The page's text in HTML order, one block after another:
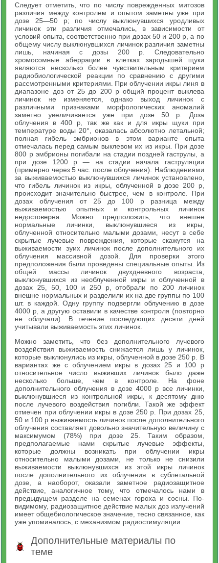
Следует отметить, что по числу поврежденных митозов
различия между контролем и опытом заметны уже при
дозе 25—50 р; по числу выклюнувшихся уродливых
личинок эти различия отмечались, в зависимости от
условий опыта, соответственно при дозах 50 и 200 р, а по
общему числу выклюнувшихся личинок различия заметны
лишь, начиная с дозы 200 р. Следовательно
хромосомные аберрации в клетках зародышей щуки
являются несколько более чувствительным критерием
радиобиологической реакции по сравнению с другими
рассмотренными критериями. При облучении икры линя в
диапазоне доз от 25 до 200 р общий процент выклева
личинок не изменяется, однако выход личинок с
различными признаками морфологических аномалий
заметно увеличивается уже при дозе 50 р. Доза
облучения в 400 р, так же как и для икры щуки при
температуре воды 20°, оказалась абсолютно летальной;
полная гибель эмбрионов в этом варианте опыта
отмечалась перед самым выклевом их из икры. При дозе
800 р эмбрионы погибали на стадии поздней гаструлы, а
при дозе 1200 р — на стадии начала гаструляции
(примерно через 5 час. после облучения). Наблюдениями
за выживаемостью выклюнувшихся личинок установлено,
что гибель личинок из икры, облученной в дозе 200 р,
происходит значительно быстрее, чем в контроле. При
дозах облучения от 25 до 100 р разница между
выживаемостью опытных и контрольных личинок
недостоверна. Можно предположить, что внешне
нормальные личинки, выклюнувшиеся из икры,
облученной относительно малыми дозами, несут в себе
скрытые лучевые повреждения, которые скажутся на
выживаемости эуих личинок после дополнительного их
облучения массивной дозой. Для проверки этого
предположения были проведены специальные опыты. Из
общей массы личинок двухдневного возраста,
выклюнувшихся из необлученной икры и облученной в
дозах 25, 50, 100 и 250 р, отобрали по 200 личинок
внешне нормальных и разделили их на две группы по 100
шт. в каждой. Одну группу подвергли облучению в дозе
4000 р, а другую оставили в качестве контроля (повторно
не облучали). В течение последующих десяти дней
учитывали выживаемость этих личинок.
Можно заметить, что без дополнительного лучевого
воздействия выживаемость снижается лишь у личинок,
которые выклюнулись из икры, облученной в дозе 250 р. В
вариантах же с облучением икры в дозах 25 и 100 р
относительное число выживших личинок было даже
несколько больше, чем в контроле. На фоне
дополнительного облучения в дозе 4000 р все личинки,
выклюнувшиеся из контрольной икры, к десятому дню
после лучевого воздействия погибли. Такой же эффект
отмечен при облучении икры в дозе 250 р. При дозах 25,
50 и 100 р выживаемость личинок после дополнительного
облучения составляет довольно значительную величину с
максимумом (78%) при дозе 25. Таким образом,
предполагаемые нами скрытые лучевые эффекты,
которые должны возникать при облучении икры
относительно малыми дозами, не только не снизили
выживаемости выклюнувшихся из этой икры личинок
после дополнительного их облучения в сублетальной
дозе, а наоборот, оказали заметное радиозащитное
действие, аналогичное тому, что отмечалось нами в
предыдущем разделе на семенах гороха и сосны. По-
видимому, радиозащитное действие малых доз излучений
имеет общебиологическое значение, тесно связанное, как
уже упоминалось, с механизмом радиостимуляции.
Дополнительные материалы по
теме